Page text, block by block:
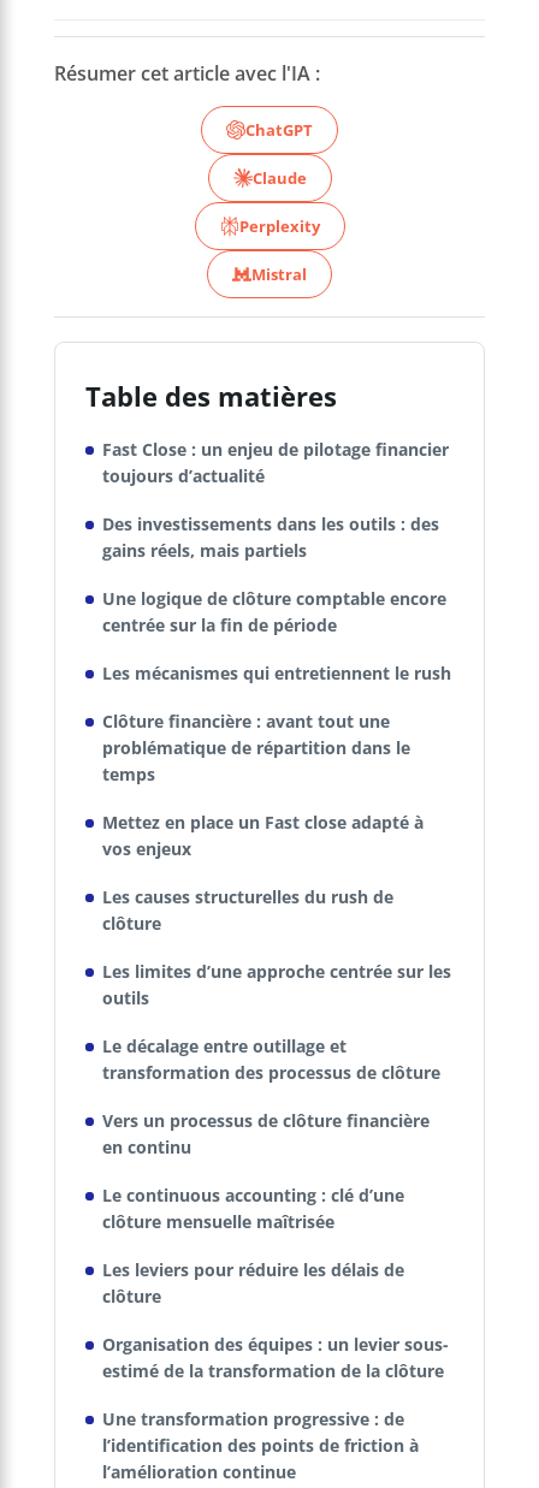
Résumer cet article avec l'IA :
ChatGPT
Claude
Perplexity
Mistral
Table des matières
Fast Close : un enjeu de pilotage financier
toujours d’actualité
Des investissements dans les outils : des
gains réels, mais partiels
Une logique de clôture comptable encore
centrée sur la fin de période
Les mécanismes qui entretiennent le rush
Clôture financière : avant tout une
problématique de répartition dans le
temps
Mettez en place un Fast close adapté à
vos enjeux
Les causes structurelles du rush de
clôture
Les limites d’une approche centrée sur les
outils
Le décalage entre outillage et
transformation des processus de clôture
Vers un processus de clôture financière
en continu
Le continuous accounting : clé d’une
clôture mensuelle maîtrisée
Les leviers pour réduire les délais de
clôture
Organisation des équipes : un levier sous-
estimé de la transformation de la clôture
Une transformation progressive : de
l’identification des points de friction à
l’amélioration continue